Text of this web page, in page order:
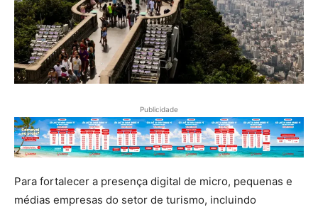
Publicidade
Para fortalecer a presença digital de micro, pequenas e
médias empresas do setor de turismo, incluindo